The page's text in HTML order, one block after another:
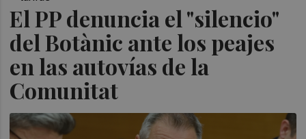
El PP denuncia el "silencio"
del Botànic ante los peajes
en las autovías de la
Comunitat